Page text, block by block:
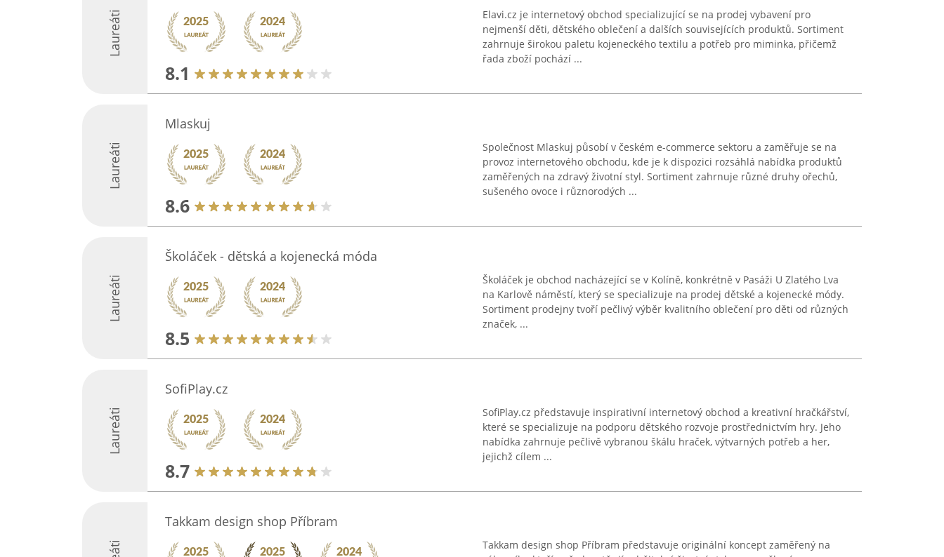
Laureáti
8.1
Elavi.cz je internetový obchod specializující se na prodej vybavení pro
nejmenší děti, dětského oblečení a dalších souvisejících produktů. Sortiment
zahrnuje širokou paletu kojeneckého textilu a potřeb pro miminka, přičemž
řada zboží pochází ...
Laureáti
Mlaskuj
8.6
Společnost Mlaskuj působí v českém e-commerce sektoru a zaměřuje se na
provoz internetového obchodu, kde je k dispozici rozsáhlá nabídka produktů
zaměřených na zdravý životní styl. Sortiment zahrnuje různé druhy ořechů,
sušeného ovoce i různorodých ...
Laureáti
Školáček - dětská a kojenecká móda
8.5
Školáček je obchod nacházející se v Kolíně, konkrétně v Pasáži U Zlatého Lva
na Karlově náměstí, který se specializuje na prodej dětské a kojenecké módy.
Sortiment prodejny tvoří pečlivý výběr kvalitního oblečení pro děti od různých
značek, ...
Laureáti
SofiPlay.cz
8.7
SofiPlay.cz představuje inspirativní internetový obchod a kreativní hračkářství,
které se specializuje na podporu dětského rozvoje prostřednictvím hry. Jeho
nabídka zahrnuje pečlivě vybranou škálu hraček, výtvarných potřeb a her,
jejichž cílem ...
Takkam design shop Příbram
Takkam design shop Příbram představuje originální koncept zaměřený na